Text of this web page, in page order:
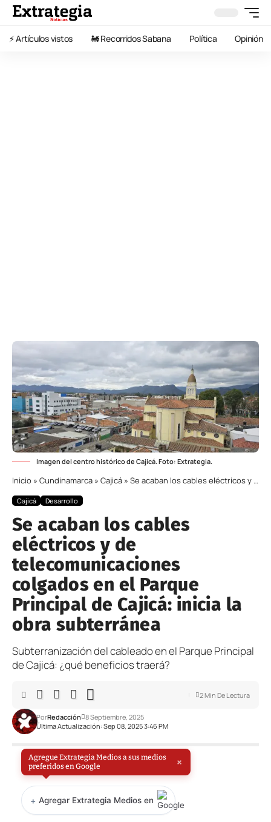
⚡️ Artículos vistos 🚂 Recorridos Sabana Política Opinión
Imagen del centro histórico de Cajicá. Foto: Extrategia.
Inicio » Cundinamarca » Cajicá » Se acaban los cables eléctricos y de telecomunicaciones colgados en el Parque Principal de Cajicá: inicia la obra subterránea
Cajicá Desarrollo
Se acaban los cables
eléctricos y de
telecomunicaciones
colgados en el Parque
Principal de Cajicá: inicia la
obra subterránea
Subterranización del cableado en el Parque Principal
de Cajicá: ¿qué beneficios traerá?
Última Actualización: Sep 08, 2025 3:46 PM
PorRedacción 8 Septiembre, 2025
2 Min De Lectura
Agregue Extrategia Medios a sus medios
preferidos en Google
×
+ Agregar Extrategia Medios en